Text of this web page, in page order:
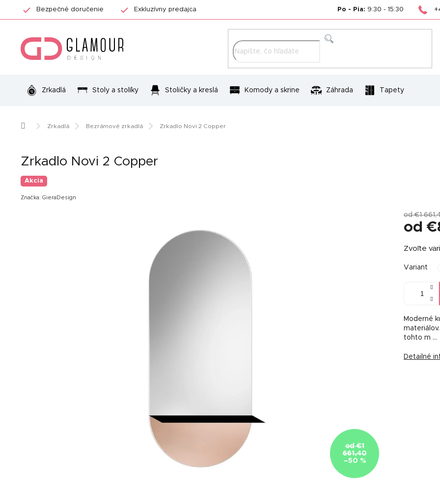
Bezpečné doručenie Exkluzívny predajca Po - Pia: 9:30 - 15:30
Zrkadlá Stoly a stolíky Stoličky a kreslá Komody a skrine Záhrada Tapety
DomovZrkadlá Bezrámové zrkadlá Zrkadlo Novi 2 Copper
Zrkadlo Novi 2 Copper
Akcia
Značka: GieraDesign
od €1
661,40
–50 %
od €1
od
cena:
Zvoľte
Variant
Moderné
tohto m …
Detailné